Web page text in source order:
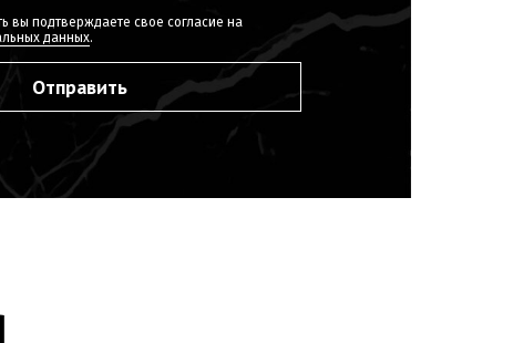
вы подтверждаете свое согласие на
данных.
Отправить